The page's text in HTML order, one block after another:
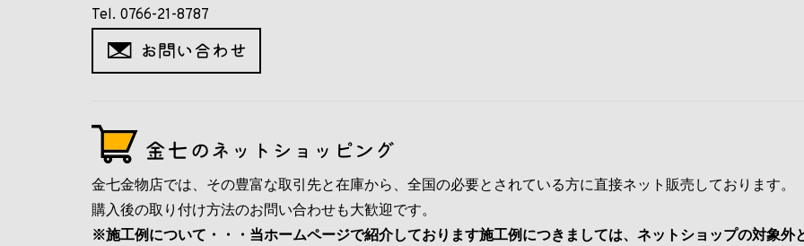
Tel. 0766-21-8787
金七金物店では、その豊富な取引先と在庫から、全国の必要とされている方に直接ネット販売しております。
購入後の取り付け方法のお問い合わせも大歓迎です。
※施工例について・・・当ホームページで紹介しております施工例につきましては、ネットショップの対象外